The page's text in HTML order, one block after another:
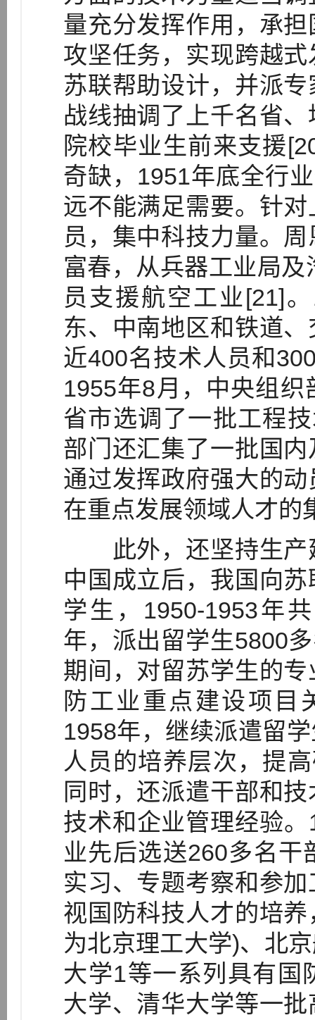
量充分发挥作用，承
攻坚任务，实现跨越
苏联帮助设计，并派
战线抽调了上千名省
院校毕业生前来支援
奇缺，1951年底全行
远不能满足需要。针
员，集中科技力量。
富春，从兵器工业局
员支援航空工业[21]
东、中南地区和铁道
近400名技术人员和
1955年8月，中央组
省市选调了一批工程
部门还汇集了一批国
通过发挥政府强大的
在重点发展领域人才的
此外，还坚持生产
中国成立后，我国向
学生，1950-1953年
年，派出留学生5800
期间，对留苏学生的
防工业重点建设项目
1958年，继续派遣留
人员的培养层次，提
同时，还派遣干部和
技术和企业管理经验
业先后选送260多名干
实习、专题考察和参
视国防科技人才的培
为北京理工大学)、北
大学1等一系列具有国
大学、清华大学等一